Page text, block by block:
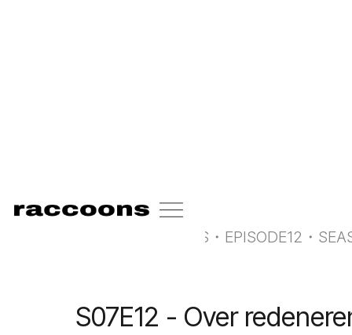
RADIO RACCOONS ・ EPISODE12 ・
S07E12 - Over